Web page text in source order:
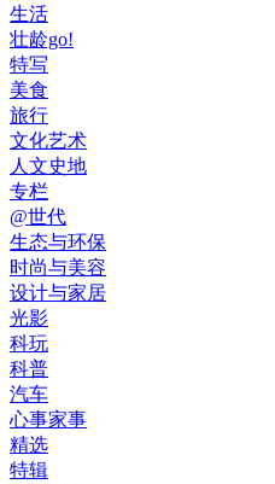
生活
壮龄go!
特写
美食
旅行
文化艺术
人文史地
专栏
@世代
生态与环保
时尚与美容
设计与家居
光影
科玩
科普
汽车
心事家事
精选
特辑